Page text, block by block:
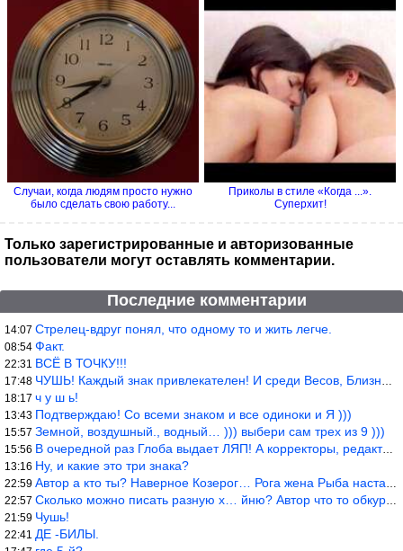
Случаи, когда людям просто нужно
было сделать свою работу...
Приколы в стиле «Когда ...».
Суперхит!
Только зарегистрированные и авторизованные
пользователи могут оставлять комментарии.
Последние комментарии
14:07 Стрелец-вдруг понял, что одному то и жить легче.
08:54 Факт.
22:31 ВСЁ В ТОЧКУ!!!
17:48 ЧУШЬ! Каждый знак привлекателен! И среди Весов, Близнецов встреч
18:17 ч у ш ь!
13:43 Подтверждаю! Со всеми знаком и все одиноки и Я )))
15:57 Земной, воздушный., водный… ))) выбери сам трех из 9 )))
15:56 В очередной раз Глоба выдает ЛЯП! А корректоры, редакторы пропус
13:16 Ну, и какие это три знака?
22:59 Автор а кто ты? Наверное Козерог… Рога жена Рыба наставила ))
22:57 Сколько можно писать разную х… йню? Автор что то обкурился?
21:59 Чушь!
22:41 ДЕ -БИЛЫ.